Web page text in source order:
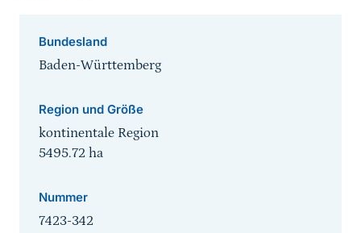
Bundesland
Baden-Württemberg
Region und Größe
kontinentale Region
5495.72 ha
Nummer
7423-342